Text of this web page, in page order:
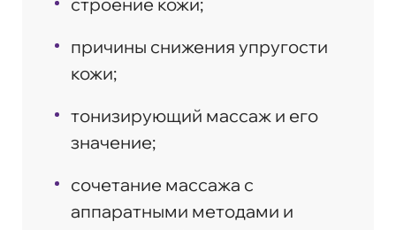
причины снижения упругости
кожи;
тонизирующий массаж и его
значение;
сочетание массажа с
аппаратными методами и